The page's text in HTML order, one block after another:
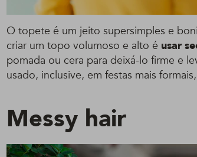
O topete é um jeito supersimples e
criar um topo volumoso e alto é usar
pomada ou cera para deixá-lo firme e
usado, inclusive, em festas mais
Messy hair